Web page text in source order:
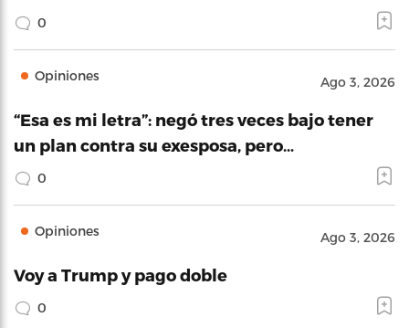
0
Opiniones Ago 3, 2026
“Esa es mi letra”: negó tres veces bajo tener
un plan contra su exesposa, pero…
0
Opiniones Ago 3, 2026
Voy a Trump y pago doble
0